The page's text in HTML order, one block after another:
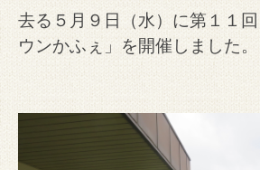
去る５月９日（水）に第１１
ウンかふぇ」を開催しました。